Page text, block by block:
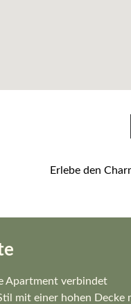
Erlebe den
Apartment verbindet
mit einer hohen Decke